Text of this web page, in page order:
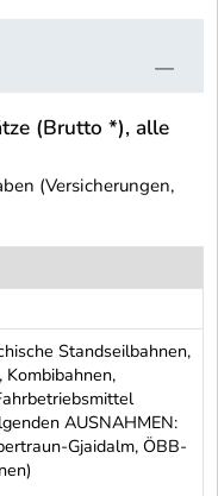
(Brutto *), alle
(Versicherungen,
Standseilbahnen,
Kombibahnen,
AUSNAHMEN:
Gjaidalm, ÖBB-